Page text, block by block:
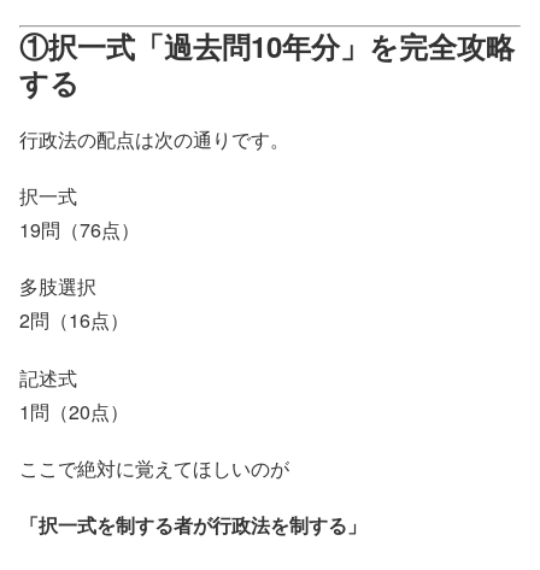
①択一式「過去問10年分」を完全攻略
する
行政法の配点は次の通りです。
択一式
19問（76点）
多肢選択
2問（16点）
記述式
1問（20点）
ここで絶対に覚えてほしいのが
「択一式を制する者が行政法を制する」